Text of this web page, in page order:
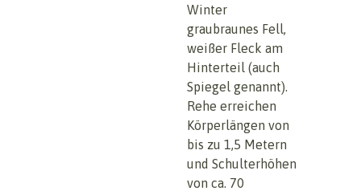
Winter
graubraunes Fell,
weißer Fleck am
Hinterteil (auch
Spiegel genannt).
Rehe erreichen
Körperlängen von
bis zu 1,5 Metern
und Schulterhöhen
von ca. 70